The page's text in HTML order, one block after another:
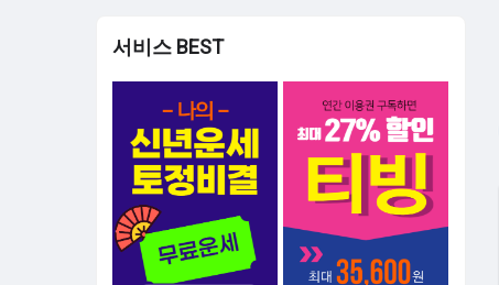
서비스 BEST